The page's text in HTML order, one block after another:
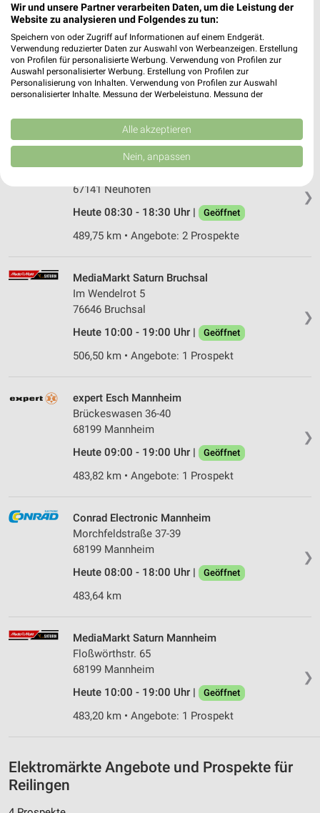
EURONICS Reindl Bammental
Joh.-Sebastian-Bach-Str. 5
69245 Bammental
Heute 08:30 - 12:30 14:30 - 18:00 Uhr |
Geöffnet
478,43 km • Angebote: 1 Prospekt
❯
EP:Oberst Neuhofen
67141 Neuhofen
Heute 08:30 - 18:30 Uhr |
Geöffnet
489,75 km • Angebote: 2 Prospekte
❯
MediaMarkt Saturn Bruchsal
Im Wendelrot 5
76646 Bruchsal
Heute 10:00 - 19:00 Uhr |
Geöffnet
506,50 km • Angebote: 1 Prospekt
❯
expert Esch Mannheim
Brückeswasen 36-40
68199 Mannheim
Heute 09:00 - 19:00 Uhr |
Geöffnet
483,82 km • Angebote: 1 Prospekt
❯
Conrad Electronic Mannheim
Morchfeldstraße 37-39
68199 Mannheim
Heute 08:00 - 18:00 Uhr |
Geöffnet
483,64 km
❯
MediaMarkt Saturn Mannheim
Floßwörthstr. 65
68199 Mannheim
Heute 10:00 - 19:00 Uhr |
Geöffnet
483,20 km • Angebote: 1 Prospekt
Elektromärkte Angebote und Prospekte für
Reilingen
Wir und unsere Partner verarbeiten Daten, um die Leistung der
Website zu analysieren und Folgendes zu tun:
Speichern von oder Zugriff auf Informationen auf einem Endgerät.
Verwendung reduzierter Daten zur Auswahl von Werbeanzeigen. Erstellung
von Profilen für personalisierte Werbung. Verwendung von Profilen zur
Auswahl personalisierter Werbung. Erstellung von Profilen zur
Personalisierung von Inhalten. Verwendung von Profilen zur Auswahl
personalisierter Inhalte. Messung der Werbeleistung. Messung der
Kombinationen von Daten aus verschiedenen Quellen. Entwicklung und
Verbesserung der Angebote. Verwendung reduzierter Daten zur Auswahl
von Inhalten.
Daten können außerhalb der Europäischen Union weitergegeben und in die
Website/App.
Partnerliste anzeigen (1 IAB-Anbieter)
IAB-Verarbeitungszwecke:
auf einem Endgerät
Verwendung reduzierter Daten zur Auswahl von
Erstellung von Profilen für personalisierte
Verwendung von Profilen zur Auswahl
personalisierter Werbung
Erstellung von Profilen zur Personalisierung
Verwendung von Profilen zur Auswahl
Messung der Werbeleistung
Messung der Performance von Inhalten
Analyse von Zielgruppen durch Statistiken oder
Verwendung reduzierter Daten zur Auswahl von
IAB-Besonderheiten:
Verwendung genauer Standortdaten
Nicht-IAB-Verarbeitungszwecke:
Alle akzeptieren
Nein, anpassen